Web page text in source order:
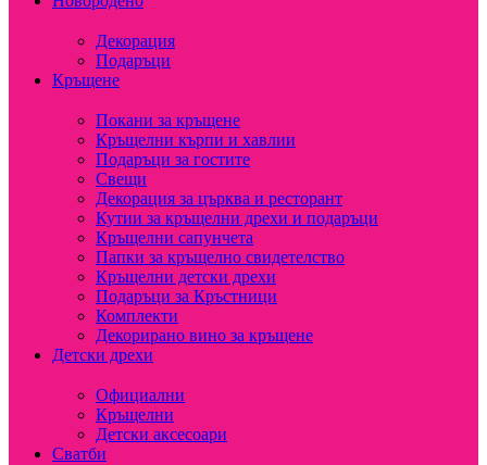
Декорация
Подаръци
Кръщене
Покани за кръщене
Кръщелни кърпи и хавлии
Подаръци за гостите
Свещи
Декорация за църква и ресторант
Кутии за кръщелни дрехи и подаръци
Кръщелни сапунчета
Папки за кръщелно свидетелство
Кръщелни детски дрехи
Подаръци за Кръстници
Комплекти
Декорирано вино за кръщене
Детски дрехи
Официални
Кръщелни
Детски аксесоари
Сватби